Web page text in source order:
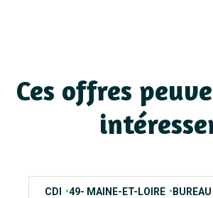
Ces offres
contrats
CDI
regions49- MAINE-ET-LOIRE
secteurs